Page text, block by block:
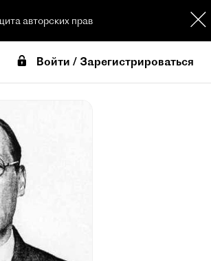
авторских прав
Войти / Зарегистрироваться